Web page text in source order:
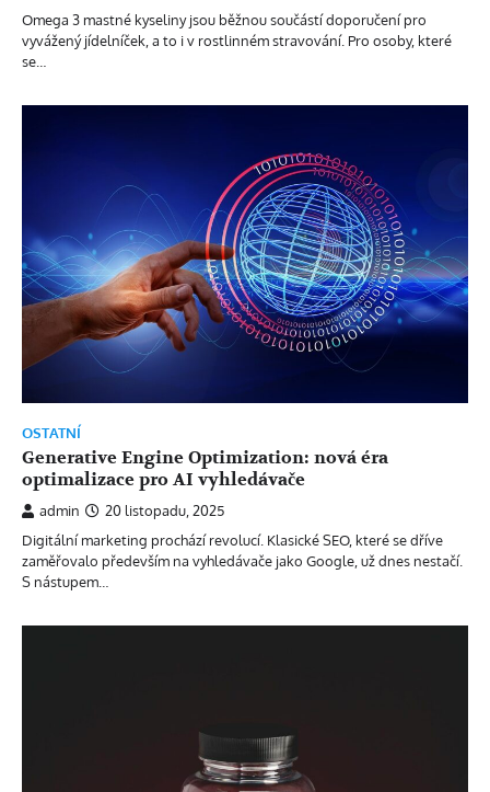
Omega 3 mastné kyseliny jsou běžnou součástí doporučení pro
vyvážený jídelníček, a to i v rostlinném stravování. Pro osoby, které
se…
OSTATNÍ
Generative Engine Optimization: nová éra
optimalizace pro AI vyhledávače
admin
20 listopadu, 2025
Digitální marketing prochází revolucí. Klasické SEO, které se dříve
zaměřovalo především na vyhledávače jako Google, už dnes nestačí.
S nástupem…